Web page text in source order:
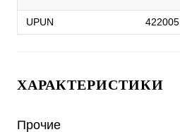
UPUN 422005
ХАРАКТЕРИСТИКИ
Прочие